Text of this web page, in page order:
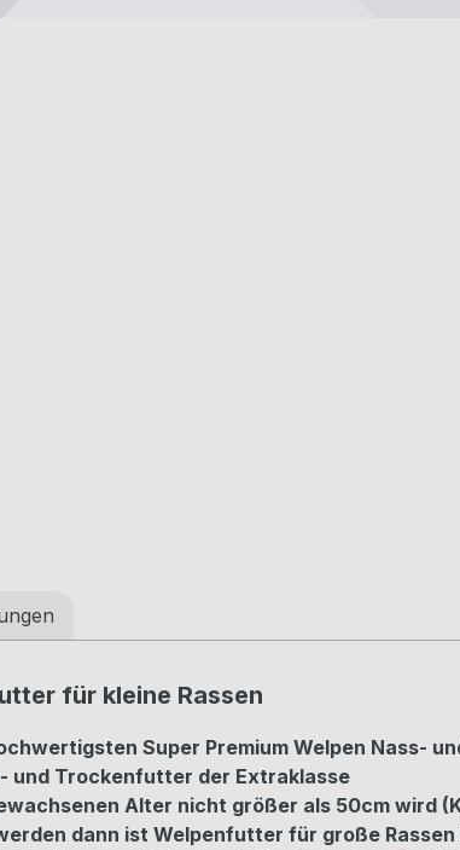
für kleine Rassen
Super Premium Welpen Nass-
und Trockenfutter der Extraklasse
Alter nicht größer als 50cm wird
dann ist Welpenfutter für große